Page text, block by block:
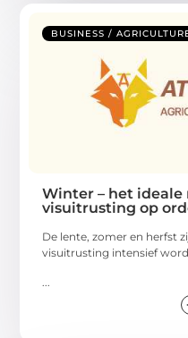
BUSINESS /
Winter – het
visuitrusting op
De lente, zomer en herfst
visuitrusting intensief